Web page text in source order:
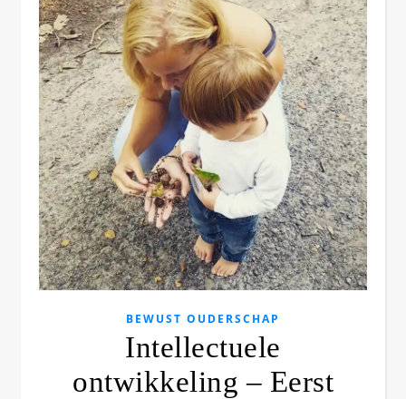
BEWUST OUDERSCHAP
Intellectuele
ontwikkeling – Eerst